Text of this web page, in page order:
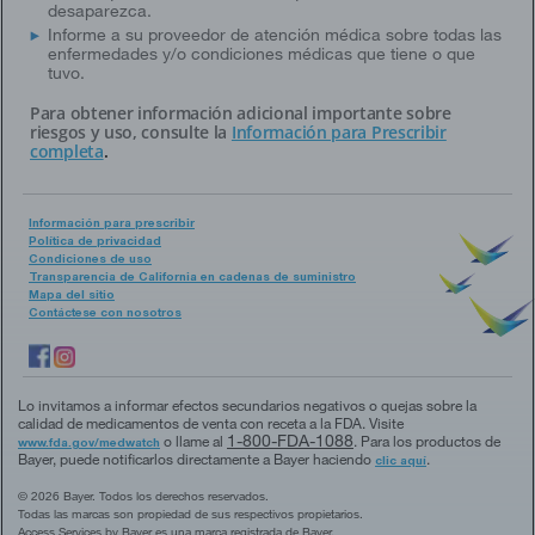
desaparezca.
Informe a su proveedor de atención médica sobre todas las
enfermedades y/o condiciones médicas que tiene o que
tuvo.
Para obtener información adicional importante sobre
riesgos y uso, consulte la Información para Prescribir
completa.
Información para prescribir
Política de privacidad
Condiciones de uso
Transparencia de California en cadenas de suministro
Mapa del sitio
Contáctese con nosotros
Lo invitamos a informar efectos secundarios negativos o quejas sobre la
calidad de medicamentos de venta con receta a la FDA. Visite
www.fda.gov/medwatch o llame al 1-800-FDA-1088. Para los productos de
Bayer, puede notificarlos directamente a Bayer haciendo clic aquí.
© 2026 Bayer. Todos los derechos reservados.
Todas las marcas son propiedad de sus respectivos propietarios.
Access Services by Bayer es una marca registrada de Bayer.